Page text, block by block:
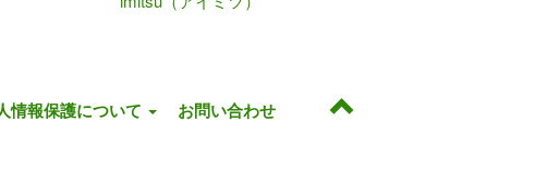
情報保護について お問い合わせ